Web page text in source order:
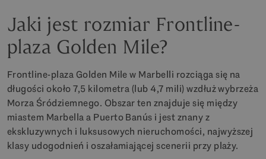
Jaki jest rozmiar Frontline-
plaza Golden Mile?
Frontline-plaza Golden Mile w Marbelli rozciąga się na
długości około 7,5 kilometra (lub 4,7 mili) wzdłuż wybrzeża
Morza Śródziemnego. Obszar ten znajduje się między
miastem Marbella a Puerto Banús i jest znany z
ekskluzywnych i luksusowych nieruchomości, najwyższej
klasy udogodnień i oszałamiającej scenerii przy plaży.